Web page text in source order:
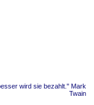
wird sie bezahlt." Mark
Twain